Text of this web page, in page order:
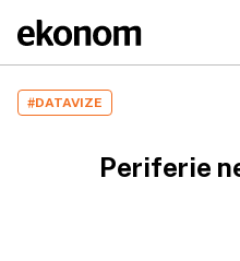
#DATAVIZE
Periferie